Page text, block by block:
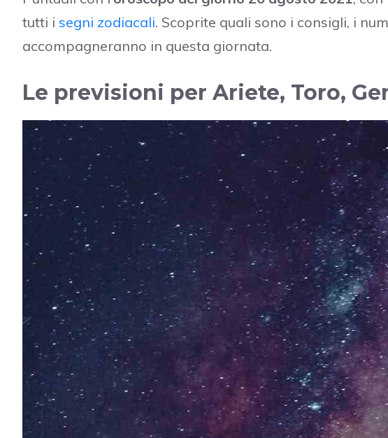
tutti i segni zodiacali. Scoprite quali sono i consigli, i
accompagneranno in questa giornata.
Le previsioni per Ariete, Toro,